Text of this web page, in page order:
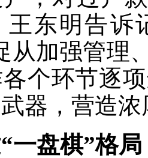
王东明告诉
从加强管理
个环节逐
器，营造
盘棋”格局